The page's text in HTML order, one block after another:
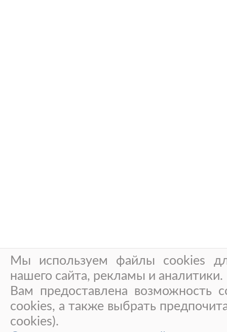
Мы используем файлы cookies
нашего сайта, рекламы и аналитики.
Вам предоставлена возможность
cookies, а также выбрать
cookies).